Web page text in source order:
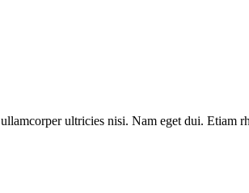
ultricies nisi. Nam eget dui. Etiam